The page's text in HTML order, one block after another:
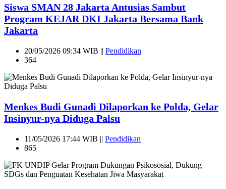
Siswa SMAN 28 Jakarta Antusias Sambut
Program KEJAR DKI Jakarta Bersama Bank
Jakarta
20/05/2026 09:34 WIB || Pendidikan
364
Menkes Budi Gunadi Dilaporkan ke Polda, Gelar
Insinyur-nya Diduga Palsu
11/05/2026 17:44 WIB || Pendidikan
865